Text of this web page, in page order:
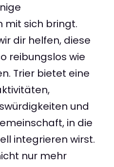
mit sich bringt.
dir helfen, diese
reibungslos wie
Trier bietet eine
und
in die
integrieren wirst.
nur mehr